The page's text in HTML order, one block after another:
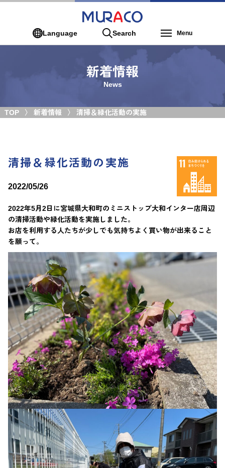
Language Search Menu
新着情報
News
TOP 新着情報 清掃＆緑化活動の実施
清掃＆緑化活動の実施
2022/05/26
2022年5月2日に宮城県大和町のミニストップ大和インター店周辺
の清掃活動や緑化活動を実施しました。
お店を利用する人たちが少しでも気持ちよく買い物が出来ること
を願って。